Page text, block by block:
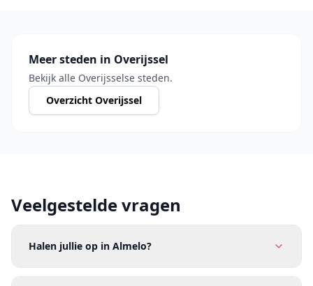
Meer steden in Overijssel
Bekijk alle Overijsselse steden.
Overzicht Overijssel
Veelgestelde vragen
Halen jullie op in Almelo?